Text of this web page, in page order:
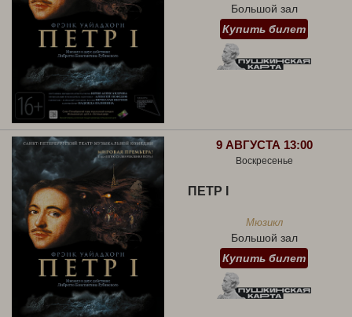
Большой зал
Купить билет
9 АВГУСТА 13:00
Воскресенье
ПЕТР I
Мюзикл
Большой зал
Купить билет